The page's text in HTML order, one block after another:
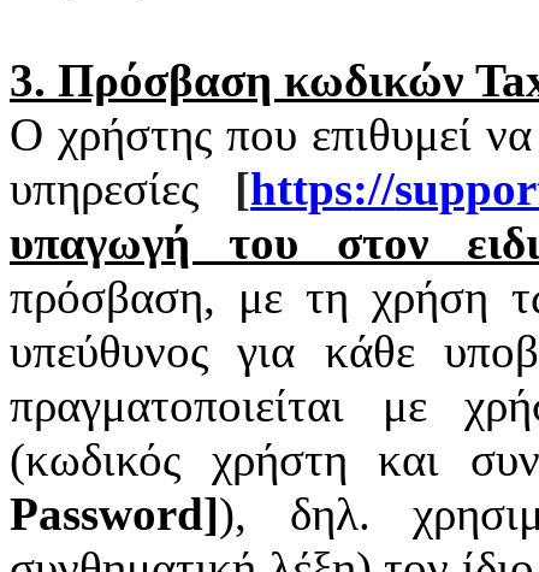
3. Πρόσβαση κωδικών
Ο χρήστης που επιθυμεί να
υπηρεσίες [https://
υπαγωγή του στον
πρόσβαση, με τη χρήση
υπεύθυνος για κάθε
πραγματοποιείται με
(κωδικός χρήστη και
Password]), δηλ.